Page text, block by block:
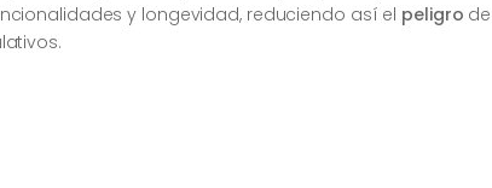
y longevidad, reduciendo así el peligro de